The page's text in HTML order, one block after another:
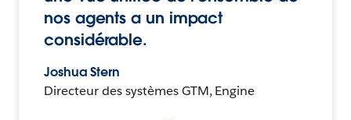
nos agents a un impact
considérable.
Joshua Stern
Directeur des systèmes GTM, Engine